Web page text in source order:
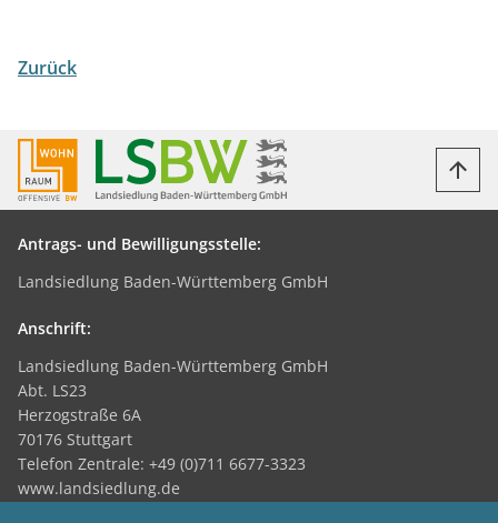
Zurück
Antrags- und Bewilligungsstelle:
Landsiedlung Baden-Württemberg GmbH
Anschrift:
Landsiedlung Baden-Württemberg GmbH
Abt. LS23
Herzogstraße 6A
70176 Stuttgart
Telefon Zentrale: +49 (0)711 6677-3323
www.landsiedlung.de